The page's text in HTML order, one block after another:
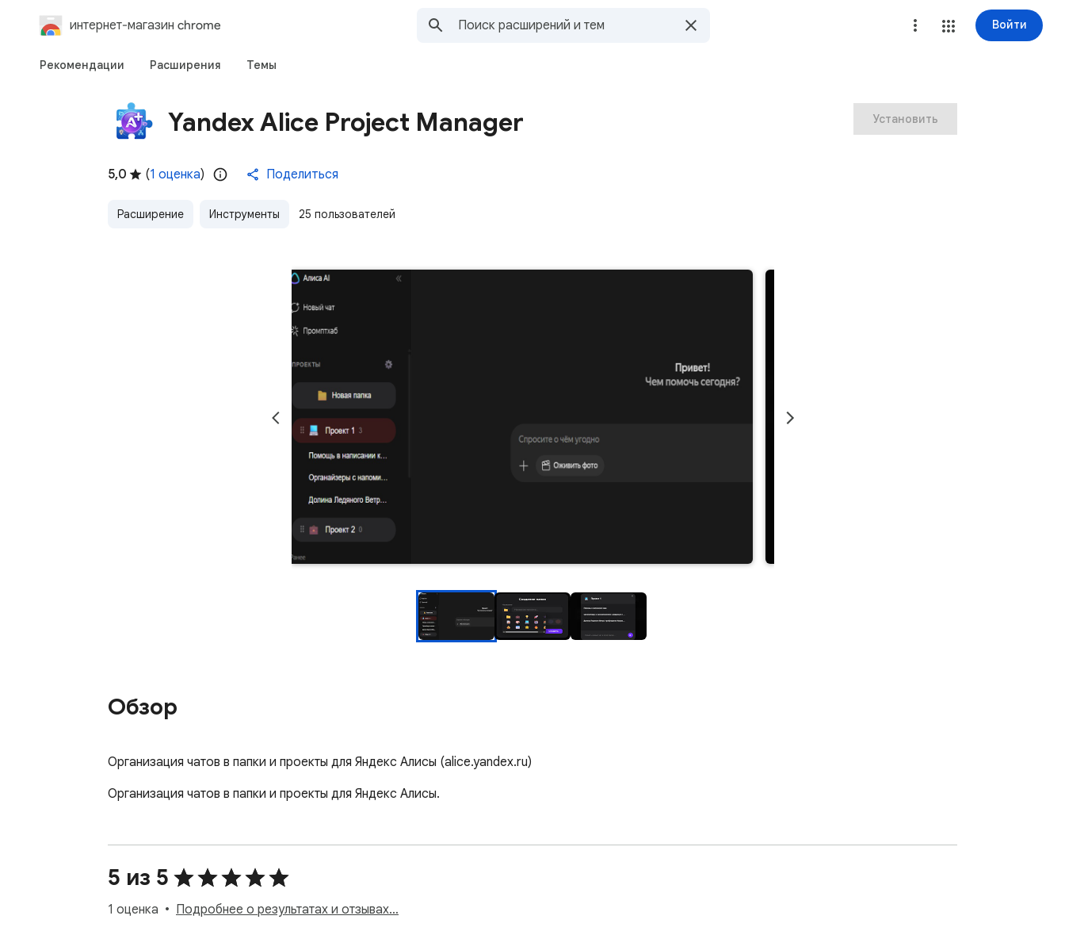
интернет-магазин chrome Войти
Рекомендации Расширения Темы
Yandex Alice Project Manager
5,0 (1 оценка) Поделиться
Расширение Инструменты 25 пользователей
Установить
Обзор
Организация чатов в папки и проекты для Яндекс Алисы (alice.yandex.ru)
Организация чатов в папки и проекты для Яндекс Алисы.
5 из 5
1 оценка Подробнее о результатах и отзывах…